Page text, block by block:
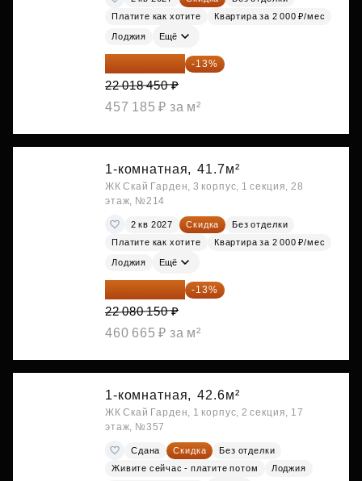
Платите как хотите
Квартира за 2 000 ₽/мес
Лоджия Ещё
19 156 052 ₽ -13%
22 018 450 ₽
457 185 ₽ за м²
1-комнатная, 41.7м²
ЖК Скай Гарден, 3 корпус, 1 секция, 28
этаж, №214
2 кв 2027 Скидка
Без отделки
Платите как хотите
Квартира за 2 000 ₽/мес
Лоджия Ещё
19 209 731 ₽ -13%
22 080 150 ₽
460 665 ₽ за м²
1-комнатная, 42.6м²
ЖК Скай Гарден, 1 корпус, 2 секция, 17
этаж, №357
Сдана Скидка
Без отделки
Живите сейчас - платите потом
Лоджия